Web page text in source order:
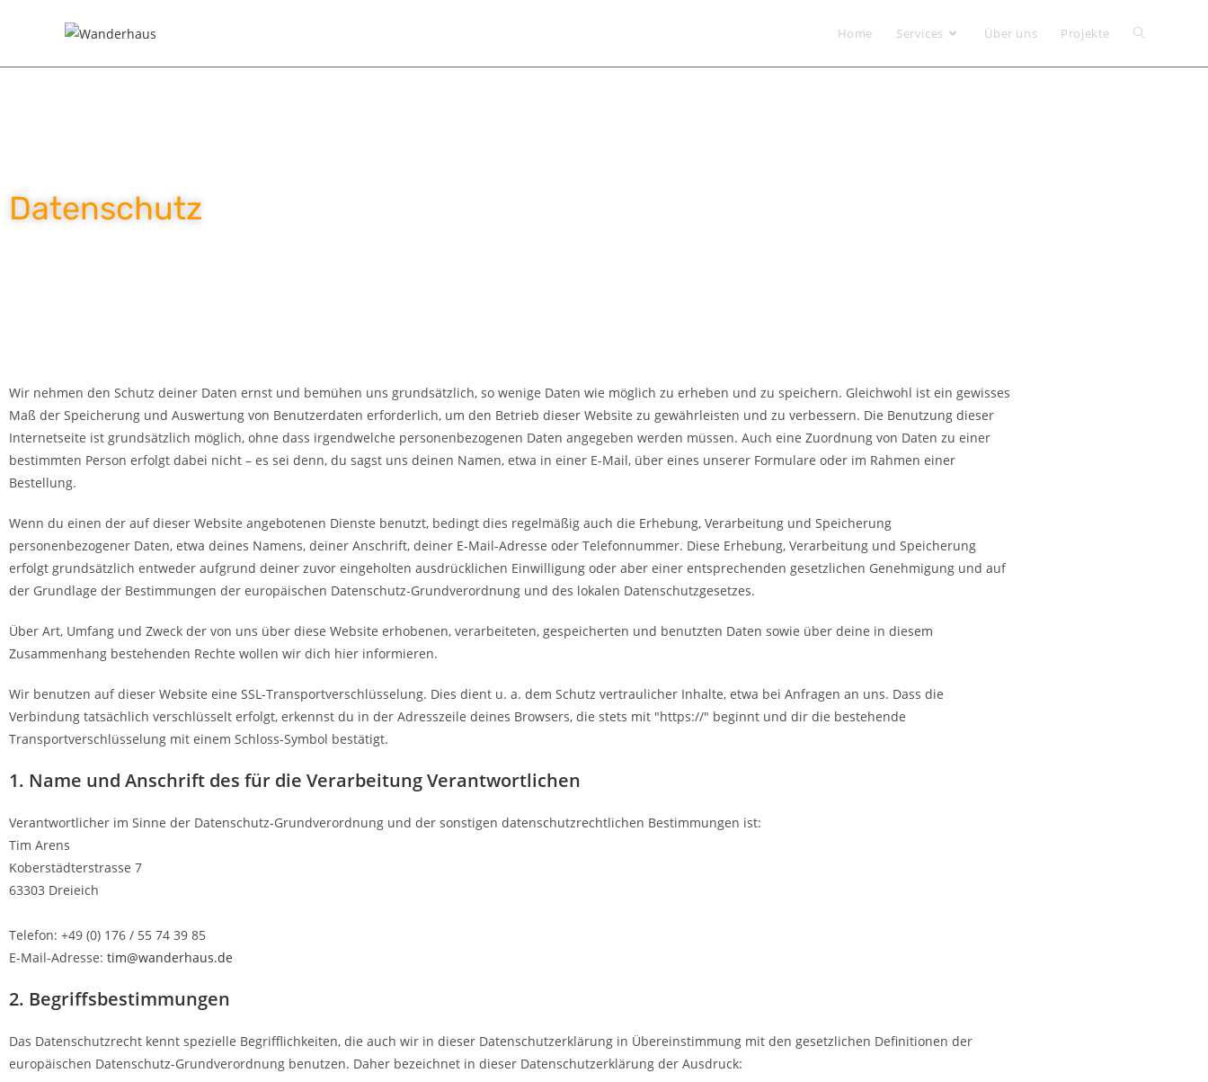
Home Services Über uns Projekte
Datenschutz
Wir nehmen den Schutz deiner Daten ernst und bemühen uns grundsätzlich, so wenige Daten wie möglich zu erheben und zu speichern. Gleichwohl ist ein gewisses
Maß der Speicherung und Auswertung von Benutzerdaten erforderlich, um den Betrieb dieser Website zu gewährleisten und zu verbessern. Die Benutzung dieser
Internetseite ist grundsätzlich möglich, ohne dass irgendwelche personenbezogenen Daten angegeben werden müssen. Auch eine Zuordnung von Daten zu einer
bestimmten Person erfolgt dabei nicht – es sei denn, du sagst uns deinen Namen, etwa in einer E-Mail, über eines unserer Formulare oder im Rahmen einer
Bestellung.
Wenn du einen der auf dieser Website angebotenen Dienste benutzt, bedingt dies regelmäßig auch die Erhebung, Verarbeitung und Speicherung
personenbezogener Daten, etwa deines Namens, deiner Anschrift, deiner E-Mail-Adresse oder Telefonnummer. Diese Erhebung, Verarbeitung und Speicherung
erfolgt grundsätzlich entweder aufgrund deiner zuvor eingeholten ausdrücklichen Einwilligung oder aber einer entsprechenden gesetzlichen Genehmigung und auf
der Grundlage der Bestimmungen der europäischen Datenschutz-Grundverordnung und des lokalen Datenschutzgesetzes.
Über Art, Umfang und Zweck der von uns über diese Website erhobenen, verarbeiteten, gespeicherten und benutzten Daten sowie über deine in diesem
Zusammenhang bestehenden Rechte wollen wir dich hier informieren.
Wir benutzen auf dieser Website eine SSL-Transportverschlüsselung. Dies dient u. a. dem Schutz vertraulicher Inhalte, etwa bei Anfragen an uns. Dass die
Verbindung tatsächlich verschlüsselt erfolgt, erkennst du in der Adresszeile deines Browsers, die stets mit "https://" beginnt und dir die bestehende
Transportverschlüsselung mit einem Schloss-Symbol bestätigt.
1. Name und Anschrift des für die Verarbeitung Verantwortlichen
Verantwortlicher im Sinne der Datenschutz-Grundverordnung und der sonstigen datenschutzrechtlichen Bestimmungen ist:
Tim Arens
Koberstädterstrasse 7
63303 Dreieich
Telefon: +49 (0) 176 / 55 74 39 85
E-Mail-Adresse: tim@wanderhaus.de
2. Begriffsbestimmungen
Das Datenschutzrecht kennt spezielle Begrifflichkeiten, die auch wir in dieser Datenschutzerklärung in Übereinstimmung mit den gesetzlichen Definitionen der
europäischen Datenschutz-Grundverordnung benutzen. Daher bezeichnet in dieser Datenschutzerklärung der Ausdruck: